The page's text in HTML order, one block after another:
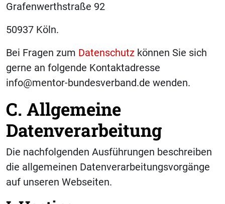
Grafenwerthstraße 92
50937 Köln.
Bei Fragen zum Datenschutz können Sie sich
gerne an folgende Kontaktadresse
info@mentor-bundesverband.de wenden.
C. Allgemeine
Datenverarbeitung
Die nachfolgenden Ausführungen beschreiben
die allgemeinen Datenverarbeitungsvorgänge
auf unseren Webseiten.